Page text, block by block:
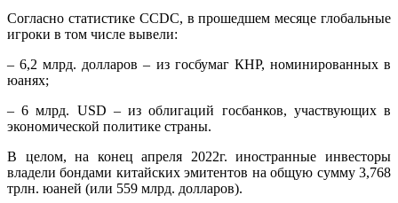
Согласно статистике CCDC, в прошедшем месяце глобальные
игроки в том числе вывели:
– 6,2 млрд. долларов – из госбумаг КНР, номинированных в
юанях;
– 6 млрд. USD – из облигаций госбанков, участвующих в
экономической политике страны.
В целом, на конец апреля 2022г. иностранные инвесторы
владели бондами китайских эмитентов на общую сумму 3,768
трлн. юаней (или 559 млрд. долларов).